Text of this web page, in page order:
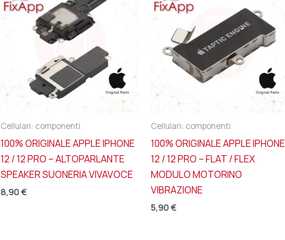
Cellulari: componenti
100% ORIGINALE APPLE IPHONE
12 / 12 PRO – ALTOPARLANTE
SPEAKER SUONERIA VIVAVOCE
8,90€
Cellulari: componenti
100% ORIGINALE APPLE IPHONE
12 / 12 PRO – FLAT / FLEX
MODULO MOTORINO
VIBRAZIONE
5,90€